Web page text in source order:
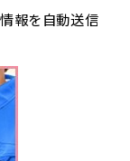
報を自動送信